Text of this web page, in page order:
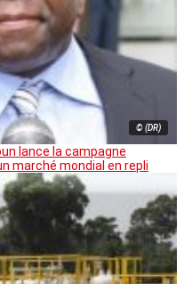
© (DR)
lance la campagne
marché mondial en repli